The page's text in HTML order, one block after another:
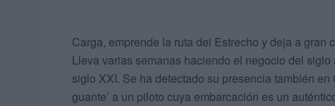
Carga, emprende la ruta del Estrecho y deja a
Lleva varias semanas haciendo el negocio del
siglo XXI. Se ha detectado su presencia también
guante’ a un piloto cuya embarcación es un